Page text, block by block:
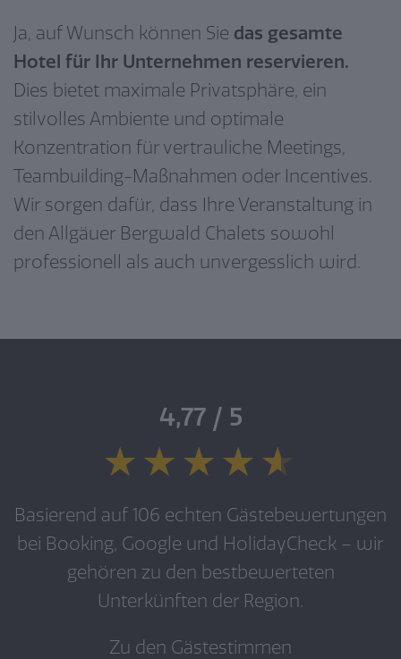
Ja, auf Wunsch können Sie das gesamte
Hotel für Ihr Unternehmen reservieren.
Dies bietet maximale Privatsphäre, ein
stilvolles Ambiente und optimale
Konzentration für vertrauliche Meetings,
Teambuilding-Maßnahmen oder Incentives.
Wir sorgen dafür, dass Ihre Veranstaltung in
den Allgäuer Bergwald Chalets sowohl
professionell als auch unvergesslich wird.
4,77 / 5
Basierend auf 106 echten Gästebewertungen
bei Booking, Google und HolidayCheck – wir
gehören zu den bestbewerteten
Unterkünften der Region.
Zu den Gästestimmen